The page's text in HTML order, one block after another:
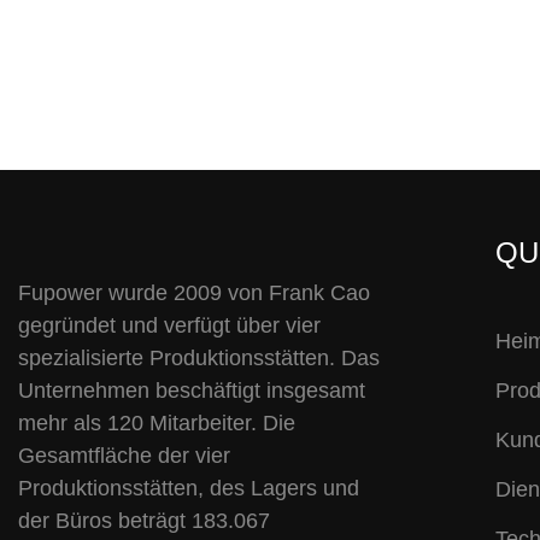
Fupower wurde 2009 von Frank Cao
gegründet und verfügt über vier
spezialisierte Produktionsstätten. Das
Unternehmen beschäftigt insgesamt
mehr als 120 Mitarbeiter. Die
Gesamtfläche der vier
Produktionsstätten, des Lagers und
der Büros beträgt 183.067